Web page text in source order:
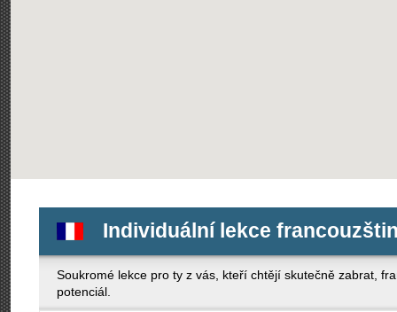
Individuální lekce
Soukromé lekce pro ty z vás, kteří chtějí skutečně zabrat,
potenciál.